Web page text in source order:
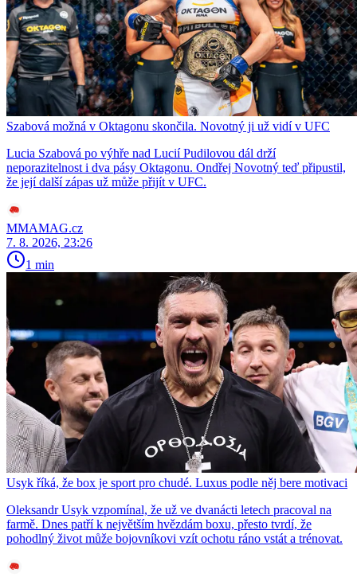
Szabová možná v Oktagonu skončila. Novotný ji už vidí v UFC
Lucia Szabová po výhře nad Lucií Pudilovou dál drží
neporazitelnost i dva pásy Oktagonu. Ondřej Novotný teď připustil,
že její další zápas už může přijít v UFC.
MMAMAG.cz
7. 8. 2026, 23:26
1 min
Usyk říká, že box je sport pro chudé. Luxus podle něj bere motivaci
Oleksandr Usyk vzpomínal, že už ve dvanácti letech pracoval na
farmě. Dnes patří k největším hvězdám boxu, přesto tvrdí, že
pohodlný život může bojovníkovi vzít ochotu ráno vstát a trénovat.